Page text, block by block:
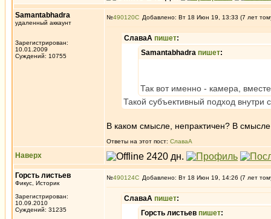
Samantabhadra
удаленный аккаунт
Зарегистрирован:
10.01.2009
Суждений: 10755
№490120 Добавлено: Вт 18 Июн 19, 13:33 (7 лет
СлаваА пишет:
Samantabhadra пишет:
Так вот именно - камера,
Такой субъективный подход внутри
В каком смысле, непрактичен? В
Ответы на этот пост: СлаваА
Наверх
Горсть листьев
Фикус, Историк
Зарегистрирован:
10.09.2010
Суждений: 31235
№490124 Добавлено: Вт 18 Июн 19, 14:26 (7 лет
СлаваА пишет:
Горсть листьев пишет: